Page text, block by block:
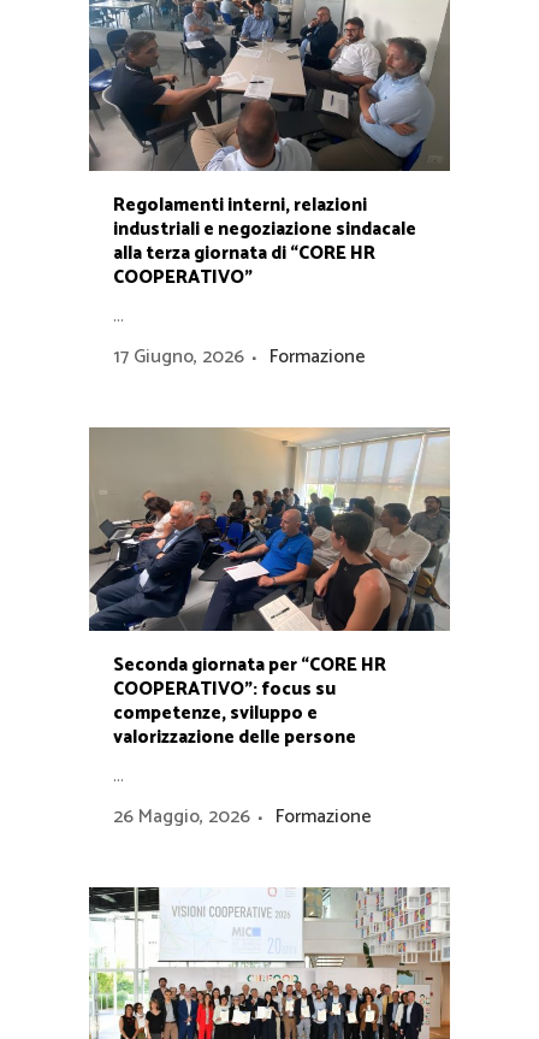
Regolamenti interni, relazioni
industriali e negoziazione sindacale
alla terza giornata di “CORE HR
COOPERATIVO”
...
17 Giugno, 2026
Formazione
Seconda giornata per “CORE HR
COOPERATIVO”: focus su
competenze, sviluppo e
valorizzazione delle persone
...
26 Maggio, 2026
Formazione